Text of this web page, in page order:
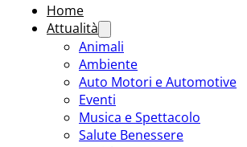
Home
Attualità
Animali
Ambiente
Auto Motori e Automotive
Eventi
Musica e Spettacolo
Salute Benessere